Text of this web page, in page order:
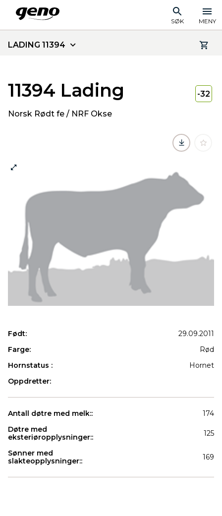
SØK MENY
LADING 11394
11394 Lading
Norsk Rødt fe / NRF Okse
-32
Født:
29.09.2011
Farge:
Rød
Hornstatus :
Hornet
Oppdretter:
Antall døtre med melk::
174
Døtre med
eksteriøropplysninger::
125
Sønner med
slakteopplysninger::
169